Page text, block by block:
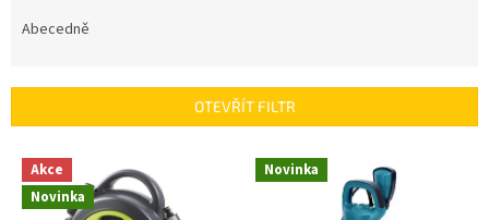
r
Abecedně
OTEVŘÍT FILTR
V
p
Akce
Novinka
Novinka